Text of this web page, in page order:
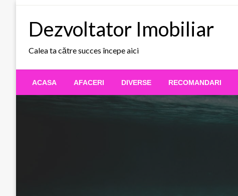
Dezvoltator Imobiliar
Calea ta către succes începe aici
ACASA AFACERI DIVERSE RECOMANDARI